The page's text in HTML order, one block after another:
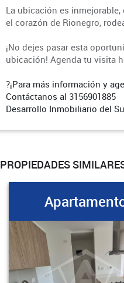
La ubicación es
el corazón de Rionegro,
¡No dejes pasar esta
ubicación! Agenda tu visita
?¡Para más información y
Contáctanos al 3156901885
Desarrollo Inmobiliario del
PROPIEDADES